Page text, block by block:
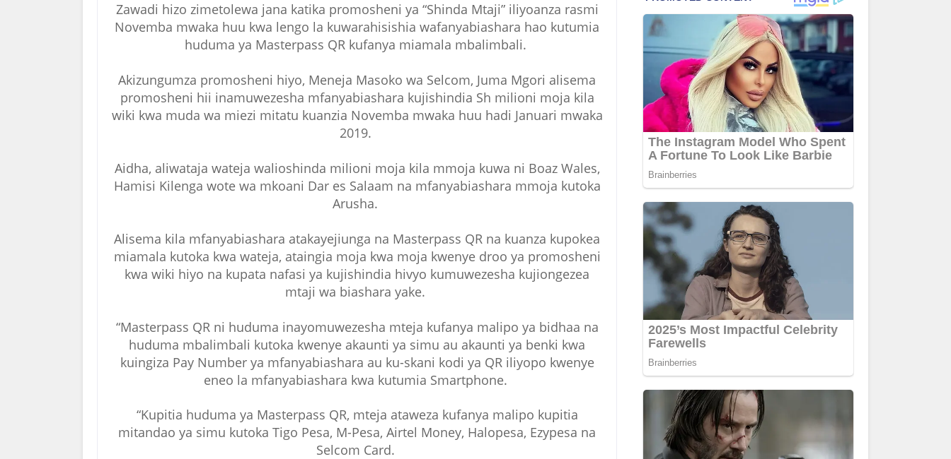
Zawadi hizo zimetolewa jana katika promosheni ya “Shinda Mtaji” iliyoanza rasmi
Novemba mwaka huu kwa lengo la kuwarahisishia wafanyabiashara hao kutumia
huduma ya Masterpass QR kufanya miamala mbalimbali.
Akizungumza promosheni hiyo, Meneja Masoko wa Selcom, Juma Mgori alisema
promosheni hii inamuwezesha mfanyabiashara kujishindia Sh milioni moja kila
wiki kwa muda wa miezi mitatu kuanzia Novemba mwaka huu hadi Januari mwaka
2019.
Aidha, aliwataja wateja walioshinda milioni moja kila mmoja kuwa ni Boaz Wales,
Hamisi Kilenga wote wa mkoani Dar es Salaam na mfanyabiashara mmoja kutoka
Arusha.
Alisema kila mfanyabiashara atakayejiunga na Masterpass QR na kuanza kupokea
miamala kutoka kwa wateja, ataingia moja kwa moja kwenye droo ya promosheni
kwa wiki hiyo na kupata nafasi ya kujishindia hivyo kumuwezesha kujiongezea
mtaji wa biashara yake.
“Masterpass QR ni huduma inayomuwezesha mteja kufanya malipo ya bidhaa na
huduma mbalimbali kutoka kwenye akaunti ya simu au akaunti ya benki kwa
kuingiza Pay Number ya mfanyabiashara au ku-skani kodi ya QR iliyopo kwenye
eneo la mfanyabiashara kwa kutumia Smartphone.
“Kupitia huduma ya Masterpass QR, mteja ataweza kufanya malipo kupitia
mitandao ya simu kutoka Tigo Pesa, M-Pesa, Airtel Money, Halopesa, Ezypesa na
Selcom Card.